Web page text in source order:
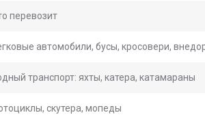
перевозит
автомобили, бусы, кросовери,
транспорт: яхты, катера, катамараны
скутера, мопеды